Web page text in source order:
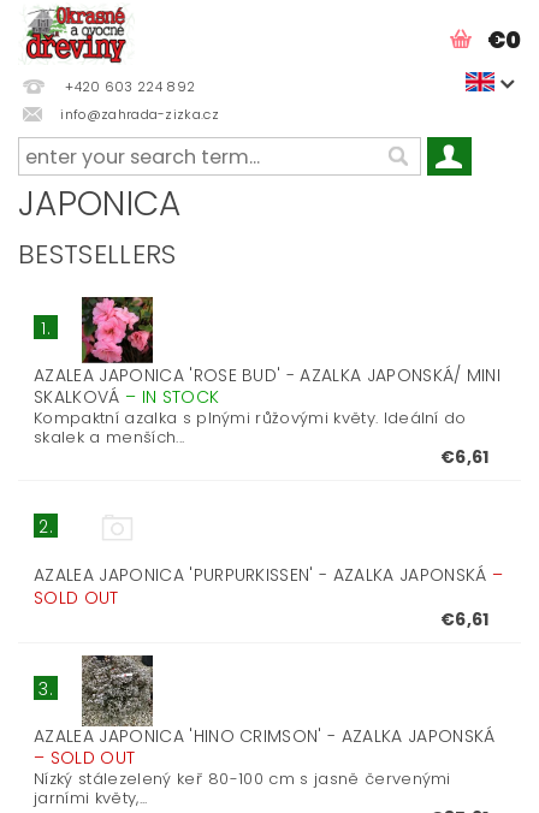
+420 603 224 892
info@zahrada-zizka.cz
€0
JAPONICA
BESTSELLERS
1.
AZALEA JAPONICA 'ROSE BUD' - AZALKA JAPONSKÁ/ MINI
SKALKOVÁ – IN STOCK
Kompaktní azalka s plnými růžovými květy. Ideální do
skalek a menších...
€6,61
2.
AZALEA JAPONICA 'PURPURKISSEN' - AZALKA JAPONSKÁ –
SOLD OUT
€6,61
3.
AZALEA JAPONICA 'HINO CRIMSON' - AZALKA JAPONSKÁ
– SOLD OUT
Nízký stálezelený keř 80-100 cm s jasně červenými
jarními květy,...